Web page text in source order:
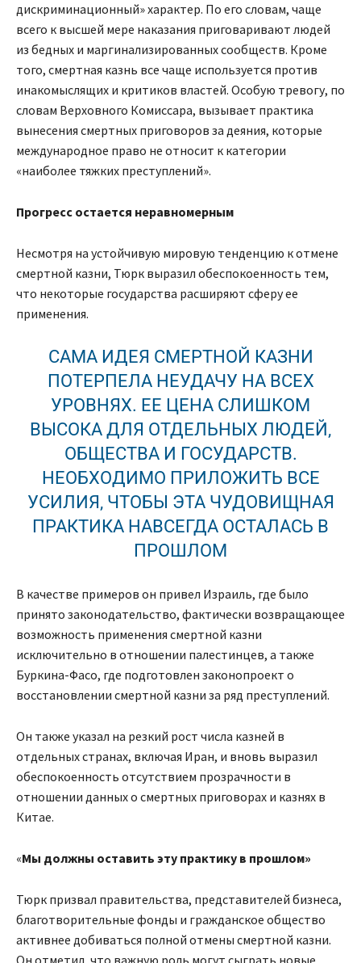
дискриминационный» характер. По его словам, чаще
всего к высшей мере наказания приговаривают людей
из бедных и маргинализированных сообществ. Кроме
того, смертная казнь все чаще используется против
инакомыслящих и критиков властей. Особую тревогу, по
словам Верховного Комиссара, вызывает практика
вынесения смертных приговоров за деяния, которые
международное право не относит к категории
«наиболее тяжких преступлений».
Прогресс остается неравномерным
Несмотря на устойчивую мировую тенденцию к отмене
смертной казни, Тюрк выразил обеспокоенность тем,
что некоторые государства расширяют сферу ее
применения.
САМА ИДЕЯ СМЕРТНОЙ КАЗНИ
ПОТЕРПЕЛА НЕУДАЧУ НА ВСЕХ
УРОВНЯХ. ЕЕ ЦЕНА СЛИШКОМ
ВЫСОКА ДЛЯ ОТДЕЛЬНЫХ ЛЮДЕЙ,
ОБЩЕСТВА И ГОСУДАРСТВ.
НЕОБХОДИМО ПРИЛОЖИТЬ ВСЕ
УСИЛИЯ, ЧТОБЫ ЭТА ЧУДОВИЩНАЯ
ПРАКТИКА НАВСЕГДА ОСТАЛАСЬ В
ПРОШЛОМ
В качестве примеров он привел Израиль, где было
принято законодательство, фактически возвращающее
возможность применения смертной казни
исключительно в отношении палестинцев, а также
Буркина-Фасо, где подготовлен законопроект о
восстановлении смертной казни за ряд преступлений.
Он также указал на резкий рост числа казней в
отдельных странах, включая Иран, и вновь выразил
обеспокоенность отсутствием прозрачности в
отношении данных о смертных приговорах и казнях в
Китае.
«Мы должны оставить эту практику в прошлом»
Тюрк призвал правительства, представителей бизнеса,
благотворительные фонды и гражданское общество
активнее добиваться полной отмены смертной казни.